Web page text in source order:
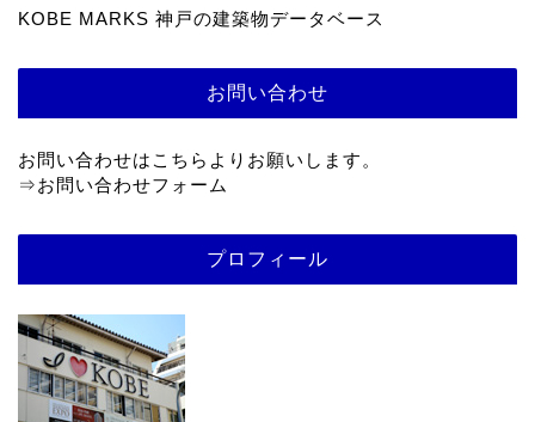
KOBE MARKS 神戸の建築物データベース
お問い合わせ
お問い合わせはこちらよりお願いします。
⇒お問い合わせフォーム
プロフィール